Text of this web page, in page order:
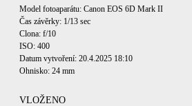
Model fotoaparátu: Canon EOS 6D Mark II
Čas závěrky: 1/13 sec
Clona: f/10
ISO: 400
Datum vytvoření: 20.4.2025 18:10
Ohnisko: 24 mm
VLOŽENO